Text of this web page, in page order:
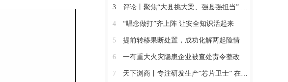
3 评论丨聚焦“大县挑大梁、强县强担当” 保持定力真抓实干奋发作为
4 “唱念做打”齐上阵 让安全知识活起来
5 提前转移果断处置，成功化解两起险情
6 一有重大火灾隐患企业被查处责令整改
7 天下浏商丨专注研发生产“芯片卫士” 在半导体红海中搏出“隐形冠军”